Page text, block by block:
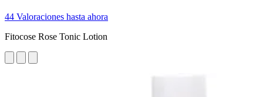
44 Valoraciones hasta ahora
Fitocose Rose Tonic Lotion